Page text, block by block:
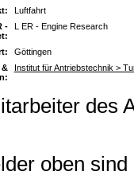
Luftfahrt
-
L ER - Engine Research
Göttingen
&
Institut für Antriebstechnik >
des
oben